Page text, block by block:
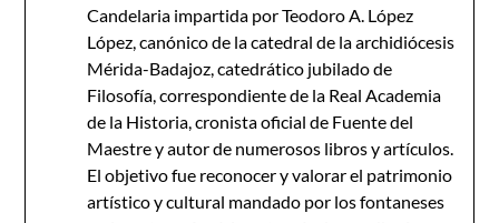
Candelaria impartida por Teodoro A. López
López, canónico de la catedral de la archidiócesis
Mérida-Badajoz, catedrático jubilado de
Filosofía, correspondiente de la Real Academia
de la Historia, cronista oficial de Fuente del
Maestre y autor de numerosos libros y artículos.
El objetivo fue reconocer y valorar el patrimonio
artístico y cultural mandado por los fontaneses